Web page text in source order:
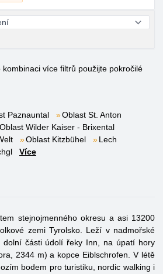
kombinaci více filtrů použijte pokročilé
Paznauntal
Oblast St. Anton
Oblast Wilder Kaiser - Brixental
Oblast Kitzbühel
Lech
Více
stejnojmenného okresu a asi 13200
zemi Tyrolsko. Leží v nadmořské
dolní části údolí řeky Inn, na úpatí hory
2344 m) a kopce Eiblschrofen. V létě
bodem pro turistiku, nordic walking i